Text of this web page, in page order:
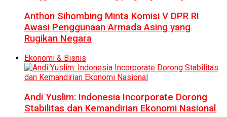
Anthon Sihombing Minta Komisi V DPR RI
Awasi Penggunaan Armada Asing yang
Rugikan Negara
Ekonomi & Bisnis
Andi Yuslim: Indonesia Incorporate Dorong
Stabilitas dan Kemandirian Ekonomi Nasional